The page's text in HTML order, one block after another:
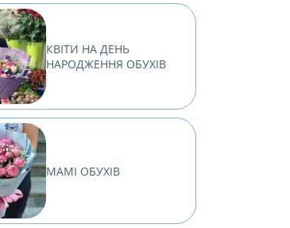
КВІТИ НА ДЕНЬ
НАРОДЖЕННЯ ОБУХІВ
МАМІ ОБУХІВ